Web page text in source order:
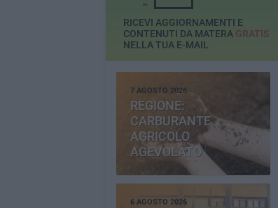
RICEVI AGGIORNAMENTI E
CONTENUTI DA MATERA GRATIS
NELLA TUA E-MAIL
7 AGOSTO 2026
REGIONE:
CARBURANTE
AGRICOLO
AGEVOLATO
6 AGOSTO 2026